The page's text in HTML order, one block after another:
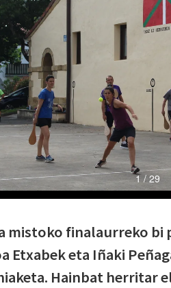
mistoko finalaurreko
Etxabek eta Iñaki
Hainbat herritar